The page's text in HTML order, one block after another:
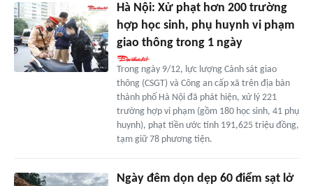
Hà Nội: Xử phạt hơn 200 trường
hợp học sinh, phụ huynh vi phạm
giao thông trong 1 ngày
Trong ngày 9/12, lực lượng Cảnh sát giao
thông (CSGT) và Công an cấp xã trên địa bàn
thành phố Hà Nội đã phát hiện, xử lý 221
trường hợp vi phạm (gồm 180 học sinh, 41 phụ
huynh), phạt tiền ước tính 191,625 triệu đồng,
tạm giữ 78 phương tiện.
Ngày đêm dọn dẹp 60 điểm sạt lở